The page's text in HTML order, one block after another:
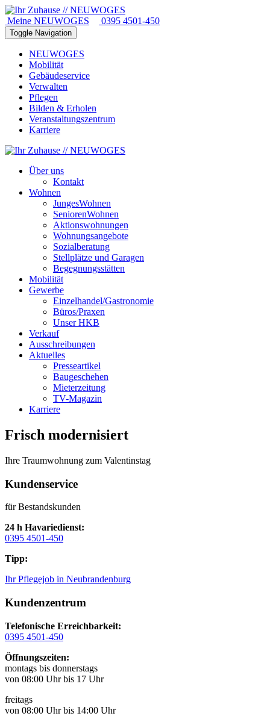
Meine NEUWOGES 0395 4501-450
Toggle Navigation
NEUWOGES
Mobilität
Gebäudeservice
Verwalten
Pflegen
Bilden & Erholen
Veranstaltungszentrum
Karriere
Über uns
Kontakt
Wohnen
JungesWohnen
SeniorenWohnen
Aktionswohnungen
Wohnungsangebote
Sozialberatung
Stellplätze und Garagen
Begegnungsstätten
Mobilität
Gewerbe
Einzelhandel/Gastronomie
Büros/Praxen
Unser HKB
Verkauf
Ausschreibungen
Aktuelles
Presseartikel
Baugeschehen
Mieterzeitung
TV-Magazin
Karriere
Frisch modernisiert
Ihre Traumwohnung zum Valentinstag
Kundenservice
für Bestandskunden
24 h Havariedienst:
0395 4501-450
Tipp:
Ihr Pflegejob in Neubrandenburg
Kundenzentrum
Telefonische Erreichbarkeit:
0395 4501-450
Öffnungszeiten:
montags bis donnerstags
von 08:00 Uhr bis 17 Uhr
freitags
von 08:00 Uhr bis 14:00 Uhr